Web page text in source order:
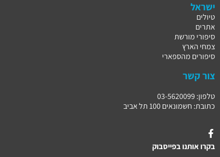
ישראל
טיולים
אתרים
סיפורי מורשת
צמחי הארץ
סיפורים מהספארי
צור קשר
טלפון: 03-5620099
כתובת: חשמונאים 100 תל אביב
בקרו אותנו בפייסבוק